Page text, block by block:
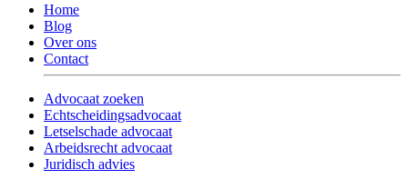
Home
Blog
Over ons
Contact
Advocaat zoeken
Echtscheidingsadvocaat
Letselschade advocaat
Arbeidsrecht advocaat
Juridisch advies